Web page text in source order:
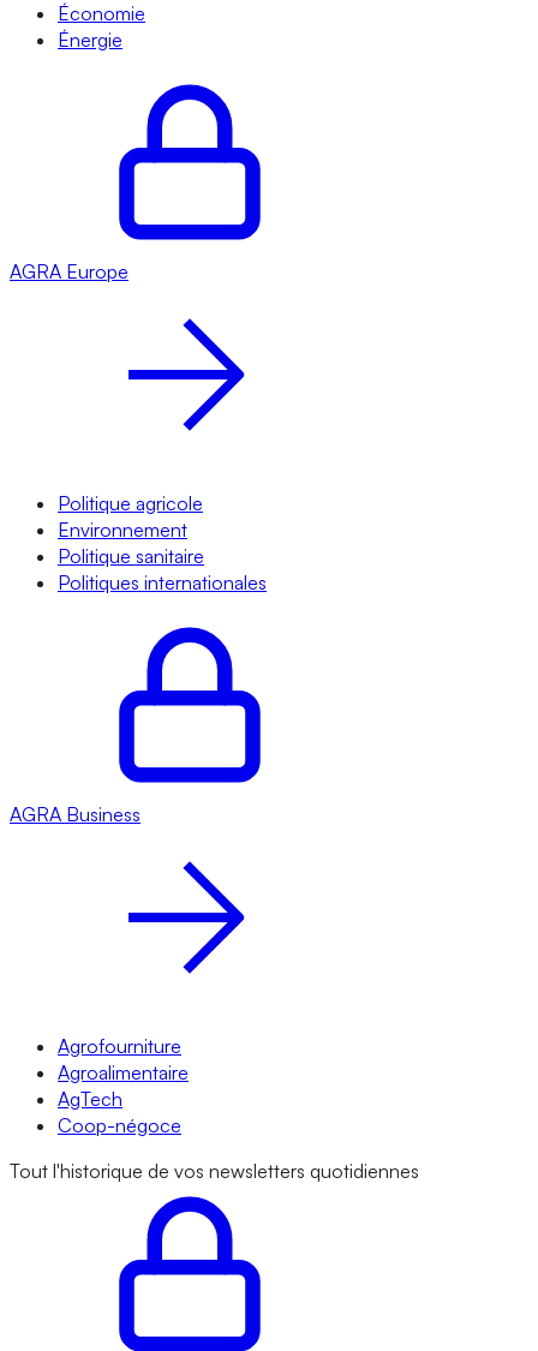
Économie
Énergie
AGRA Europe
Politique agricole
Environnement
Politique sanitaire
Politiques internationales
AGRA Business
Agrofourniture
Agroalimentaire
AgTech
Coop-négoce
Tout l'historique de vos newsletters quotidiennes